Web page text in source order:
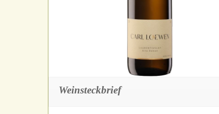
Weinsteckbrief